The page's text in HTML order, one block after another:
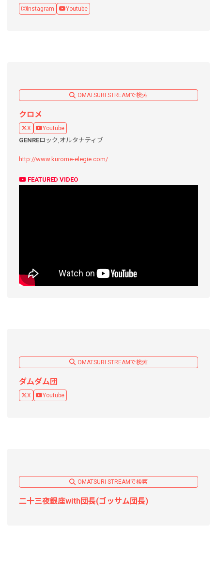
Instagram Youtube
OMATSURI STREAMで検索
クロメ
X Youtube
GENREロック,オルタナティブ
http://www.kurome-elegie.com/
FEATURED VIDEO
OMATSURI STREAMで検索
ダムダム団
X Youtube
OMATSURI STREAMで検索
二十三夜銀座with団長(ゴッサム団長)